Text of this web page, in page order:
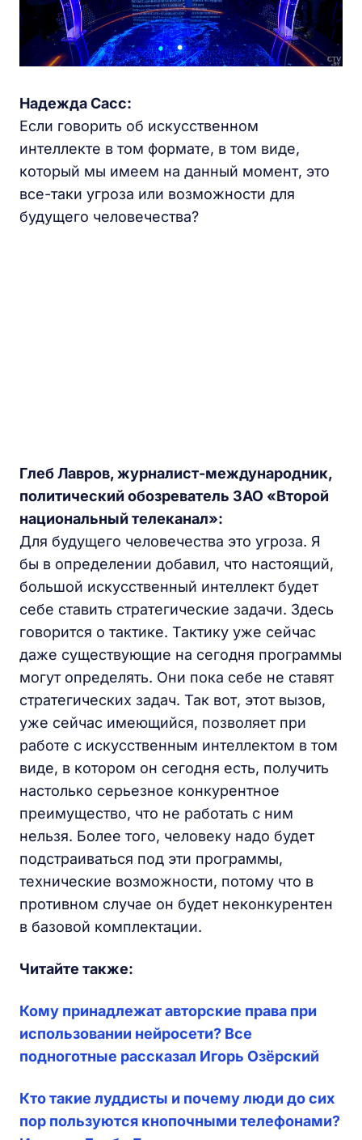
Надежда Сасс:
Если говорить об искусственном
интеллекте в том формате, в том виде,
который мы имеем на данный момент, это
все-таки угроза или возможности для
будущего человечества?
Глеб Лавров, журналист-международник,
политический обозреватель ЗАО «Второй
национальный телеканал»:
Для будущего человечества это угроза. Я
бы в определении добавил, что настоящий,
большой искусственный интеллект будет
себе ставить стратегические задачи. Здесь
говорится о тактике. Тактику уже сейчас
даже существующие на сегодня программы
могут определять. Они пока себе не ставят
стратегических задач. Так вот, этот вызов,
уже сейчас имеющийся, позволяет при
работе с искусственным интеллектом в том
виде, в котором он сегодня есть, получить
настолько серьезное конкурентное
преимущество, что не работать с ним
нельзя. Более того, человеку надо будет
подстраиваться под эти программы,
технические возможности, потому что в
противном случае он будет неконкурентен
в базовой комплектации.
Читайте также:
Кому принадлежат авторские права при
использовании нейросети? Все
подноготные рассказал Игорь Озёрский
Кто такие луддисты и почему люди до сих
пор пользуются кнопочными телефонами?